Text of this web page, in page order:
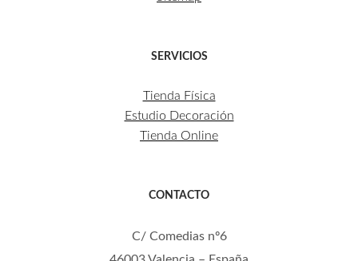
SERVICIOS
Tienda Física
Estudio Decoración
Tienda Online
CONTACTO
C/ Comedias nº6